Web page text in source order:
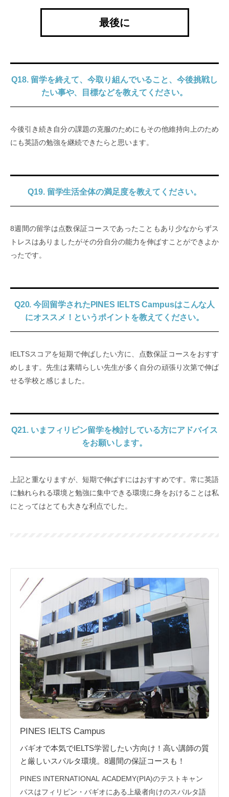
最後に
Q18. 留学を終えて、今取り組んでいること、今後挑戦し
たい事や、目標などを教えてください。
今後引き続き自分の課題の克服のためにもその他維持向上のため
にも英語の勉強を継続できたらと思います。
Q19. 留学生活全体の満足度を教えてください。
8週間の留学は点数保証コースであったこともあり少なからずス
トレスはありましたがその分自分の能力を伸ばすことができよか
ったです。
Q20. 今回留学されたPINES IELTS Campusはこんな人
にオススメ！というポイントを教えてください。
IELTSスコアを短期で伸ばしたい方に、点数保証コースをおすす
めします。先生は素晴らしい先生が多く自分の頑張り次第で伸ば
せる学校と感じました。
Q21. いまフィリピン留学を検討している方にアドバイス
をお願いします。
上記と重なりますが、短期で伸ばすにはおすすめです。常に英語
に触れられる環境と勉強に集中できる環境に身をおけることは私
にとってはとても大きな利点でした。
PINES IELTS Campus
バギオで本気でIELTS学習したい方向け！高い講師の質
と厳しいスパルタ環境。8週間の保証コースも！
PINES INTERNATIONAL ACADEMY(PIA)のテストキャン
パスはフィリピン・バギオにある上級者向けのスパルタ語